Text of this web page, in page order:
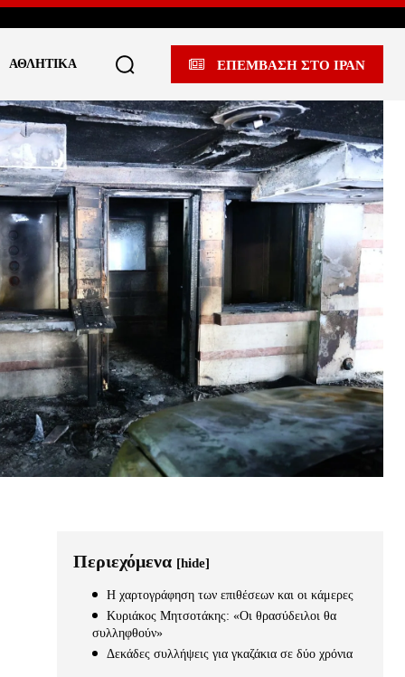
ΑΘΛΗΤΙΚΆ ΕΠΕΜΒΑΣΗ ΣΤΟ ΙΡΑΝ
Περιεχόμενα [hide]
Η χαρτογράφηση των επιθέσεων και οι κάμερες
Κυριάκος Μητσοτάκης: «Οι θρασύδειλοι θα
συλληφθούν»
Δεκάδες συλλήψεις για γκαζάκια σε δύο χρόνια